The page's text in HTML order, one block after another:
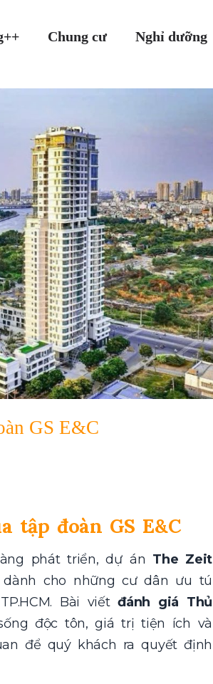
Chung cư Nghỉ dưỡng
GS E&C
tập đoàn GS E&C
phát triển, dự án The Zeit
cho những cư dân ưu tú
Bài viếtđánh giá Thủ
độc tôn, giá trị tiện ích và
để quý khách ra quyết định